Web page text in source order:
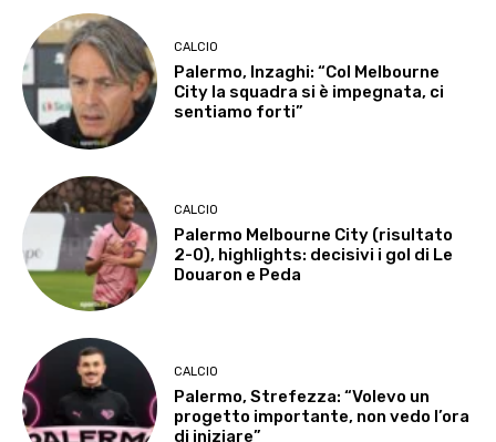
CALCIO
Palermo, Inzaghi: “Col Melbourne
City la squadra si è impegnata, ci
sentiamo forti”
CALCIO
Palermo Melbourne City (risultato
2-0), highlights: decisivi i gol di Le
Douaron e Peda
CALCIO
Palermo, Strefezza: “Volevo un
progetto importante, non vedo l’ora
di iniziare”